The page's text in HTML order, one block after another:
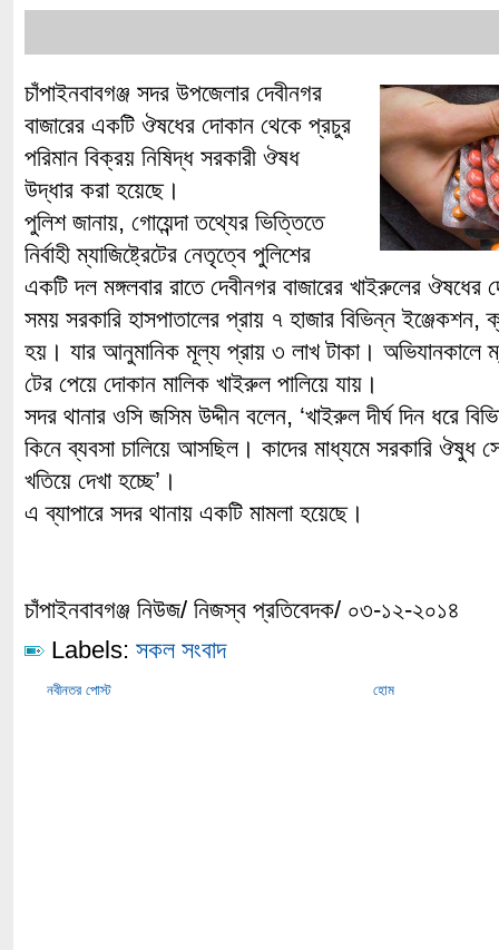
চাঁপাইনবাবগঞ্জ সদর উপজেলার দেবীনগর
বাজারের একটি ঔষধের দোকান থেকে প্রচুর
পরিমান বিক্রয় নিষিদ্ধ সরকারী ঔষধ
উদ্ধার করা হয়েছে।
পুলিশ জানায়, গোয়েন্দা তথ্যের ভিত্তিতে
নির্বাহী ম্যাজিষ্ট্রেটের নেতৃত্বে পুলিশের
একটি দল মঙ্গলবার রাতে দেবীনগর বাজারের খাইরুলের
সময় সরকারি হাসপাতালের প্রায় ৭ হাজার বিভিন্ন ইঞ্জেকশন,
হয়। যার আনুমানিক মূল্য প্রায় ৩ লাখ টাকা। অভিযানকালে
টের পেয়ে দোকান মালিক খাইরুল পালিয়ে যায়।
সদর থানার ওসি জসিম উদ্দীন বলেন, ‘খাইরুল দীর্ঘ দিন ধরে
কিনে ব্যবসা চালিয়ে আসছিল। কাদের মাধ্যমে সরকারি ঔষুধ
খতিয়ে দেখা হচ্ছে’।
এ ব্যাপারে সদর থানায় একটি মামলা হয়েছে।
চাঁপাইনবাবগঞ্জ নিউজ/ নিজস্ব প্রতিবেদক/ ০৩-১২-২০১৪
Labels: সকল সংবাদ
নবীনতর পোস্ট হোম